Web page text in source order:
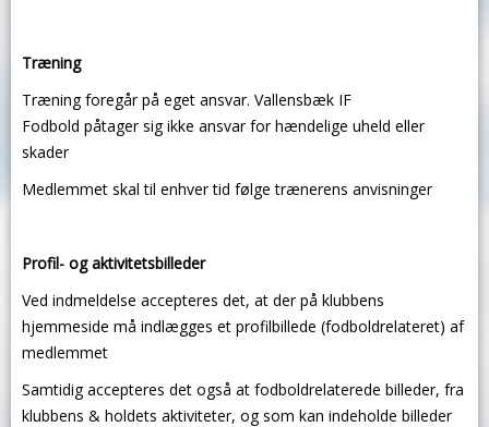
Træning
Træning foregår på eget ansvar. Vallensbæk IF
Fodbold påtager sig ikke ansvar for hændelige uheld eller
skader
Medlemmet skal til enhver tid følge trænerens anvisninger
Profil- og aktivitetsbilleder
Ved indmeldelse accepteres det, at der på klubbens
hjemmeside må indlægges et profilbillede (fodboldrelateret) af
medlemmet
Samtidig accepteres det også at fodboldrelaterede billeder, fra
klubbens & holdets aktiviteter, og som kan indeholde billeder